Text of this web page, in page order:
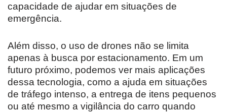
capacidade de ajudar em situações de
emergência.
Além disso, o uso de drones não se limita
apenas à busca por estacionamento. Em um
futuro próximo, podemos ver mais aplicações
dessa tecnologia, como a ajuda em situações
de tráfego intenso, a entrega de itens pequenos
ou até mesmo a vigilância do carro quando